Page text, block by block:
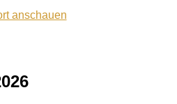
anschauen